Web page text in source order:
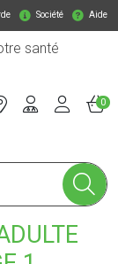
Société Aide
santé
service
0